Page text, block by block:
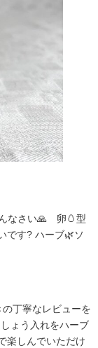
なさい🙏 卵🥚型
です?️ ハーブ🌿ソ
丁寧なレビューを
ょう入れをハーブ
楽しんでいただけ